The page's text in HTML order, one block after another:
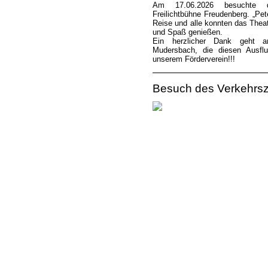
Am 17.06.2026 besuchte
Freilichtbühne Freudenberg.
Reise und alle konnten das
und Spaß genießen.
Ein herzlicher Dank geht
Mudersbach, die diesen
unserem Förderverein!!!
Besuch des